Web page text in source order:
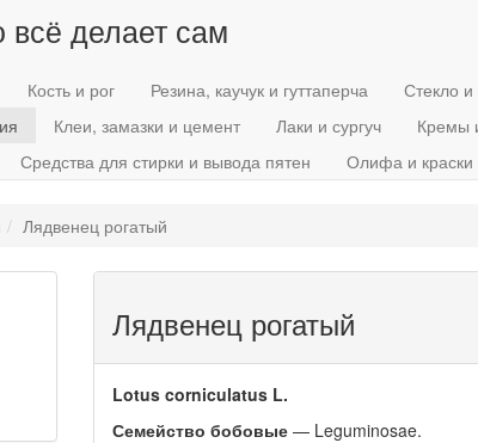
всё делает сам
Кость и рог Резина, каучук и гуттаперча Стекло и
Клеи, замазки и цемент Лаки и сургуч Кремы
Средства для стирки и вывода пятен Олифа и краски
Лядвенец рогатый
Лядвенец рогатый
Lotus corniculatus L.
Семейство бобовые — Leguminosae.